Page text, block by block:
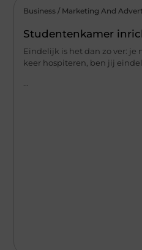
Business / Marketing And
Studentenkamer
Eindelijk is het dan zo ver: je
keer hospiteren, ben jij